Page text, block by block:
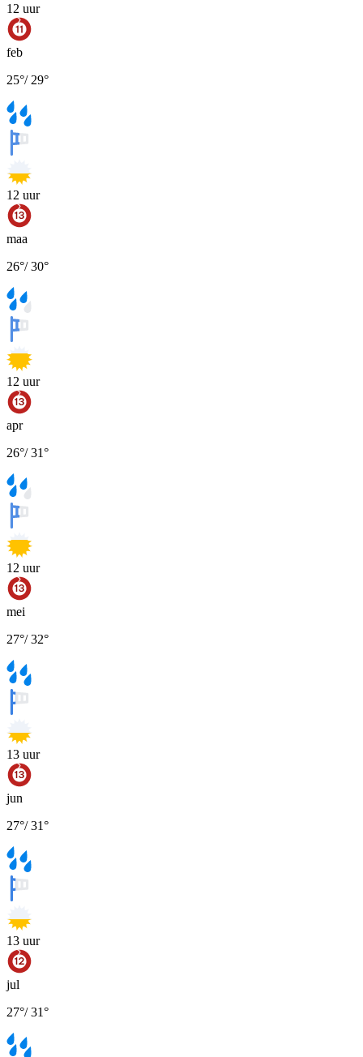
12 uur
feb
25°/ 29°
12 uur
maa
26°/30°
12 uur
apr
26°/31°
12 uur
mei
27°/32°
13 uur
jun
27°/31°
13 uur
jul
27°/31°